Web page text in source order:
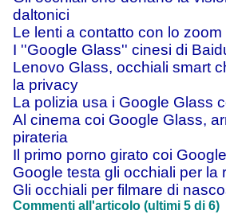
daltonici
Le lenti a contatto con lo zoom
I ''Google Glass'' cinesi di
Lenovo Glass, occhiali smart
la privacy
La polizia usa i Google Glass
Al cinema coi Google Glass,
pirateria
Il primo porno girato coi
Google testa gli occhiali per la
Gli occhiali per filmare di
Commenti all'articolo (ultimi 5 di 6)